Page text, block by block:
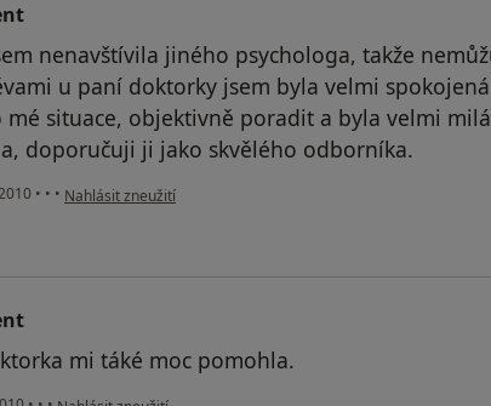
nenavštívila jiného psychologa, takže
u paní doktorky jsem byla velmi
mé situace, objektivně poradit a byla velmi
doporučuji ji jako skvělého odborníka.
• • • podle názoru uživatele Pacient
Nahlásit zneužití
mi táké moc pomohla.
podle názoru uživatele Pacient